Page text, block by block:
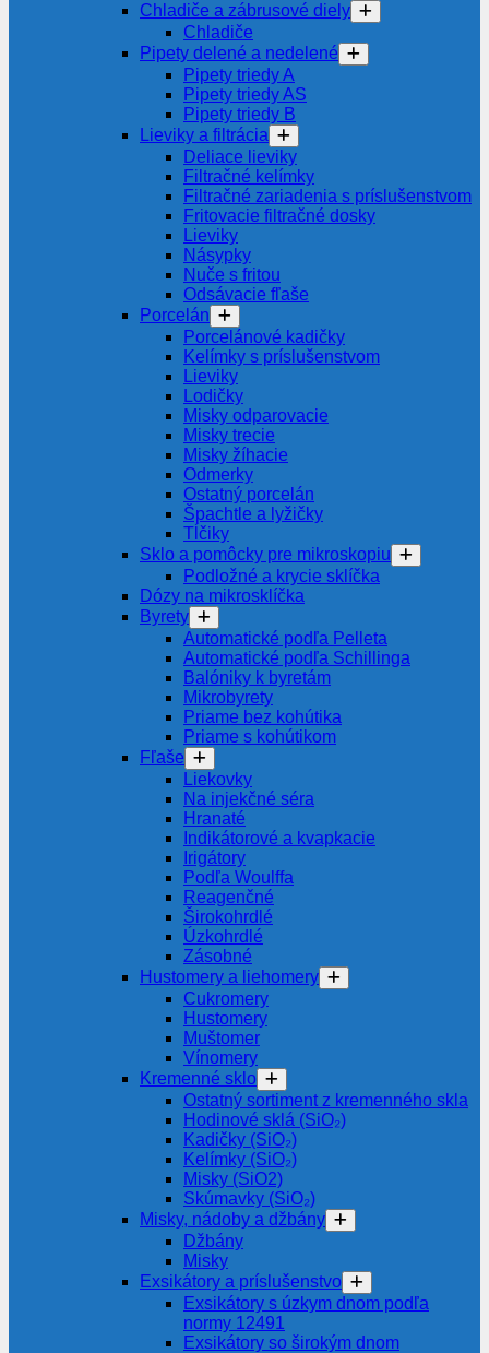
Chladiče a zábrusové diely
Chladiče
Pipety delené a nedelené
Pipety triedy A
Pipety triedy AS
Pipety triedy B
Lieviky a filtrácia
Deliace lieviky
Filtračné kelímky
Filtračné zariadenia s príslušenstvom
Fritovacie filtračné dosky
Lieviky
Násypky
Nuče s fritou
Odsávacie fľaše
Porcelán
Porcelánové kadičky
Kelímky s príslušenstvom
Lieviky
Lodičky
Misky odparovacie
Misky trecie
Misky žíhacie
Odmerky
Ostatný porcelán
Špachtle a lyžičky
Tĺčiky
Sklo a pomôcky pre mikroskopiu
Podložné a krycie sklíčka
Dózy na mikrosklíčka
Byrety
Automatické podľa Pelleta
Automatické podľa Schillinga
Balóniky k byretám
Mikrobyrety
Priame bez kohútika
Priame s kohútikom
Fľaše
Liekovky
Na injekčné séra
Hranaté
Indikátorové a kvapkacie
Irigátory
Podľa Woulffa
Reagenčné
Širokohrdlé
Úzkohrdlé
Zásobné
Hustomery a liehomery
Cukromery
Hustomery
Muštomer
Vínomery
Kremenné sklo
Ostatný sortiment z kremenného skla
Hodinové sklá (SiO₂)
Kadičky (SiO₂)
Kelímky (SiO₂)
Misky (SiO2)
Skúmavky (SiO₂)
Misky, nádoby a džbány
Džbány
Misky
Exsikátory a príslušenstvo
Exsikátory s úzkym dnom podľa
normy 12491
Exsikátory so širokým dnom